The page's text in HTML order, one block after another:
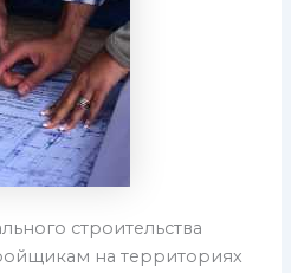
строительства
на территориях